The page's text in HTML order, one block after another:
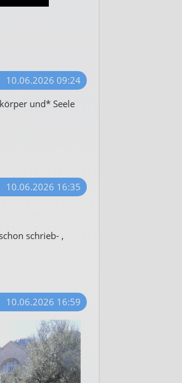
10.06.2026 09:24
und* Seele
10.06.2026 16:35
schrieb- ,
10.06.2026 16:59